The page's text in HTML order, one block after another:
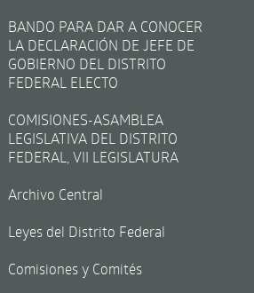
BANDO PARA DAR A CONOCER
LA DECLARACIÓN DE JEFE DE
GOBIERNO DEL DISTRITO
FEDERAL ELECTO
COMISIONES-ASAMBLEA
LEGISLATIVA DEL DISTRITO
FEDERAL, VII LEGISLATURA
Archivo Central
Leyes del Distrito Federal
Comisiones y Comités